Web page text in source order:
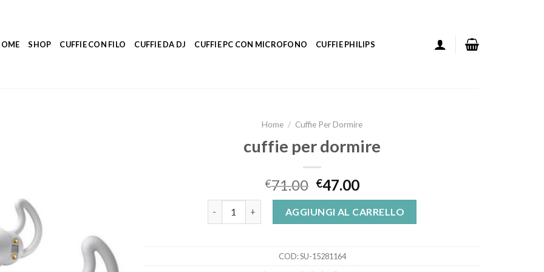
SHOP CUFFIE CON FILO CUFFIE DA DJ CUFFIE PC CON MICROFONO CUFFIE PHILIPS
Home / Cuffie Per Dormire
cuffie per dormire
€71.00 €47.00
AGGIUNGI AL CARRELLO
COD:SU-15281164